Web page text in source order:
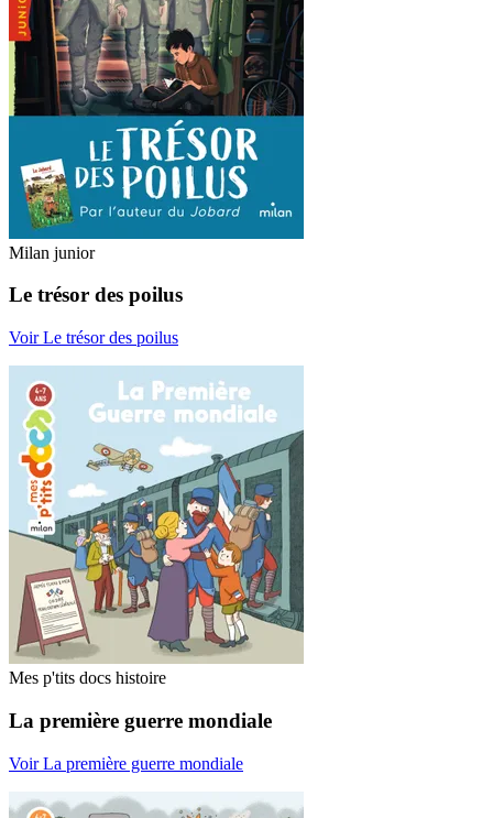
Milan junior
Le trésor des poilus
Voir Le trésor des poilus
Mes p'tits docs histoire
La première guerre mondiale
Voir La première guerre mondiale